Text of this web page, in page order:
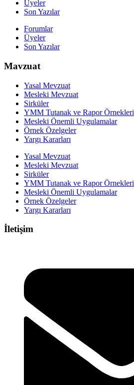
Üyeler
Son Yazılar
Forumlar
Üyeler
Son Yazılar
Mavzuat
Yasal Mevzuat
Mesleki Mevzuat
Sirküler
YMM Tutanak ve Rapor Örnekleri
Mesleki Önemli Uygulamalar
Örnek Özelgeler
Yargı Kararları
Yasal Mevzuat
Mesleki Mevzuat
Sirküler
YMM Tutanak ve Rapor Örnekleri
Mesleki Önemli Uygulamalar
Örnek Özelgeler
Yargı Kararları
İletişim